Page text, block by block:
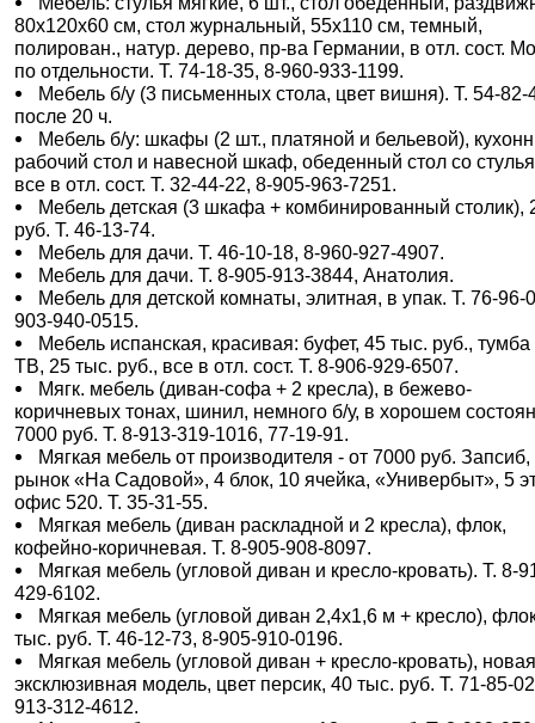
80х120х60 см, стол журнальный, 55х110 см, темный,
полирован., натур. дерево, пр-ва Германии, в отл. сост.
по отдельности. Т. 74-18-35, 8-960-933-1199.
Мебель б/у (3 письменных стола, цвет вишня). Т. 54-82-
после 20 ч.
Мебель б/у: шкафы (2 шт., платяной и бельевой),
рабочий стол и навесной шкаф, обеденный стол со
все в отл. сост. Т. 32-44-22, 8-905-963-7251.
Мебель детская (3 шкафа + комбинированный столик),
руб. Т. 46-13-74.
Мебель для дачи. Т. 46-10-18, 8-960-927-4907.
Мебель для дачи. Т. 8-905-913-3844, Анатолия.
Мебель для детской комнаты, элитная, в упак. Т. 76-96-
903-940-0515.
Мебель испанская, красивая: буфет, 45 тыс. руб.,
ТВ, 25 тыс. руб., все в отл. сост. Т. 8-906-929-6507.
Мягк. мебель (диван-софа + 2 кресла), в бежево-
коричневых тонах, шинил, немного б/у, в хорошем
7000 руб. Т. 8-913-319-1016, 77-19-91.
Мягкая мебель от производителя - от 7000 руб. Запсиб,
рынок «На Садовой», 4 блок, 10 ячейка, «Универбыт», 5
офис 520. Т. 35-31-55.
Мягкая мебель (диван раскладной и 2 кресла), флок,
кофейно-коричневая. Т. 8-905-908-8097.
Мягкая мебель (угловой диван и кресло-кровать). Т. 8-
429-6102.
Мягкая мебель (угловой диван 2,4х1,6 м + кресло),
тыс. руб. Т. 46-12-73, 8-905-910-0196.
Мягкая мебель (угловой диван + кресло-кровать),
эксклюзивная модель, цвет персик, 40 тыс. руб. Т. 71-85-
913-312-4612.